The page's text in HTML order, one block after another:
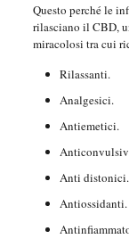
Questo perché le
rilasciano il CBD,
miracolosi tra cui
Rilassanti.
Analgesici.
Antiemetici.
Anti distonici.
Antiossidanti.